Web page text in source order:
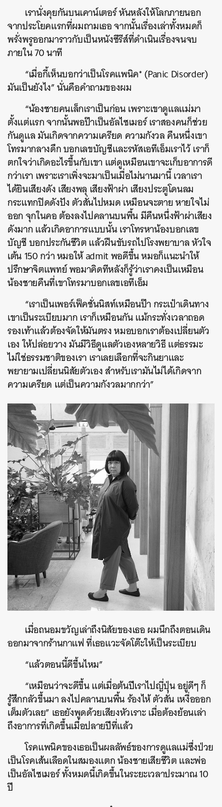
เรานั่งคุยกันบนเคาน์เตอร์ หันหลังให้โลกภายนอก
จากประโยคแรกที่ผมถามเธอ จากนั้นเรื่องเล่าทั้งหมดก็
พรั่งพรูออกมาราวกับเป็นหนังซีรีส์ที่ดำเนินเรื่องจนจบ
ภายใน 70 นาที
“เมื่อกี้เห็นบอกว่าเป็นโรคแพนิค* (Panic Disorder)
มันเป็นยังไง” นั่นคือคำถามของผม
“น้องชายคนเล็กเราเป็นก่อน เพราะเขาดูแลแม่มา
ตั้งแต่แรก จากนั้นพอป๊าเป็นอัลไซเมอร์ เราสองคนก็ช่วย
กันดูแล มันเกิดจากความเครียด ความกังวล คืนหนึ่งเขา
โทรมากลางดึก บอกเลขบัญชีและรหัสเอทีเอ็มเราไว้ เราก็
ตกใจว่าเกิดอะไรขึ้นกับเขา แต่ดูเหมือนเขาจะเก็บอาการดี
กว่าเรา เพราะเราเพิ่งจะมาเป็นเมื่อไม่นานมานี้ เวลาเรา
ได้ยินเสียงดัง เสียงพลุ เสียงฟ้าผ่า เสียงประตูโดนลม
กระแทกปิดดังปัง ตัวสั่นไปหมด เหมือนจะตาย หายใจไม่
ออก จุกในคอ ต้องลงไปคลานบนพื้น มีคืนหนึ่งฟ้าผ่าเสียง
ดังมาก แล้วเกิดอาการแบบนั้น เราโทรหาน้องบอกเลข
บัญชี บอกประกันชีวิต แล้วฝืนขับรถไปโรงพยาบาล หัวใจ
เต้น 150 กว่า หมอให้ admit พอดีขึ้น หมอก็แนะนำให้
ปรึกษาจิตแพทย์ พอมาคิดทีหลังก็รู้ว่าเราคงเป็นเหมือน
น้องชายคืนที่เขาโทรมาบอกเลขเอทีเอ็ม
“เราเป็นเพอร์เฟ็คชั่นนิสท์เหมือนป๊า กระเป๋าเดินทาง
เขาเป็นระเบียบมาก เราก็เหมือนกัน แม้กระทั่งเวลาถอด
รองเท้าแล้วต้องจัดให้มันตรง หมอบอกเราต้องเปลี่ยนตัว
เอง ให้ปล่อยวาง มันมีวิธีดูแลตัวเองหลายวิธี แต่ธรรมะ
ไม่ใช่ธรรมชาติของเรา เราเลยเลือกที่จะกินยาและ
พยายามเปลี่ยนนิสัยตัวเอง สำหรับเรามันไม่ได้เกิดจาก
ความเครียด แต่เป็นความกังวลมากกว่า”
เมื่อถนอมขวัญเล่าถึงนิสัยของเธอ ผมนึกถึงตอนเดิน
ออกมาจากร้านกาแฟ ที่เธอแวะจัดโต๊ะให้เป็นระเบียบ
“แล้วตอนนี้ดีขึ้นไหม”
“เหมือนว่าจะดีขึ้น แต่เมื่อต้นปีเราไปญี่ปุ่น อยู่ดีๆ ก็
รู้สึกกลัวขึ้นมา ลงไปคลานบนพื้น ร้องไห้ ตัวสั่น เหงื่อออก
เต็มตัวเลย” เธอยังพูดด้วยเสียงหัวเราะ เมื่อต้องย้อนเล่า
ถึงอาการที่เกิดขึ้นเมื่อปลายปีที่แล้ว
โรคแพนิคของเธอเป็นผลลัพธ์ของการดูแลแม่ซึ่งป่วย
เป็นโรคเส้นเลือดในสมองแตก น้องชายเสียชีวิต และพ่อ
เป็นอัลไซเมอร์ ทั้งหมดนี้เกิดขึ้นในระยะเวลาประมาณ 10
ปี